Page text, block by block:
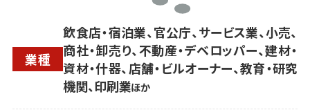
業種
飲食店・宿泊業、官公庁、サービス業、小売、
商社・卸売り、不動産・デベロッパー、建材・
資材・什器、店舗・ビルオーナー、教育・研究
機関、印刷業ほか